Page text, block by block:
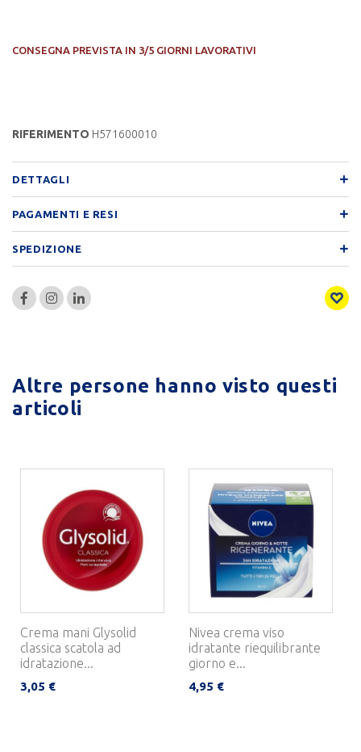
CONSEGNA PREVISTA IN 3/5 GIORNI LAVORATIVI
RIFERIMENTO H571600010
DETTAGLI
PAGAMENTI E RESI
SPEDIZIONE
Altre persone hanno visto questi
articoli
Crema mani Glysolid
classica scatola ad
idratazione...
3,05 €
Nivea crema viso
idratante riequilibrante
giorno e...
4,95 €